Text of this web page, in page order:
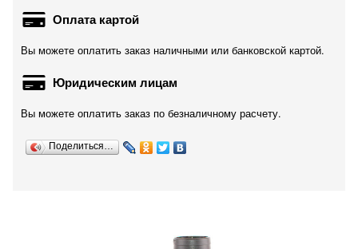
Оплата картой
Вы можете оплатить заказ наличными или банковской картой.
Юридическим лицам
Вы можете оплатить заказ по безналичному расчету.
Поделиться…